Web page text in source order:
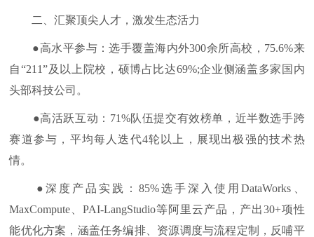
二、汇聚顶尖人才，激发生态活力
●高水平参与：选手覆盖海内外300余所高校，75.6%来
自“211”及以上院校，硕博占比达69%;企业侧涵盖多家国内
头部科技公司。
●高活跃互动：71%队伍提交有效榜单，近半数选手跨
赛道参与，平均每人迭代4轮以上，展现出极强的技术热
情。
●深度产品实践：85%选手深入使用DataWorks、
MaxCompute、PAI-LangStudio等阿里云产品，产出30+项性
能优化方案，涵盖任务编排、资源调度与流程定制，反哺平